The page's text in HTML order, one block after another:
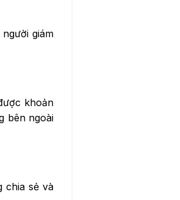
giám
khoản
bên ngoài
chia sẻ và